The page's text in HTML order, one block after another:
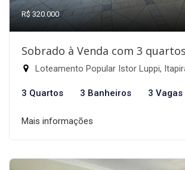
R$ 320.000
Sobrado à Venda com 3
Loteamento Popular Istor Luppi,
3 Quartos 3 Banheiros 3 Vagas
Mais informações